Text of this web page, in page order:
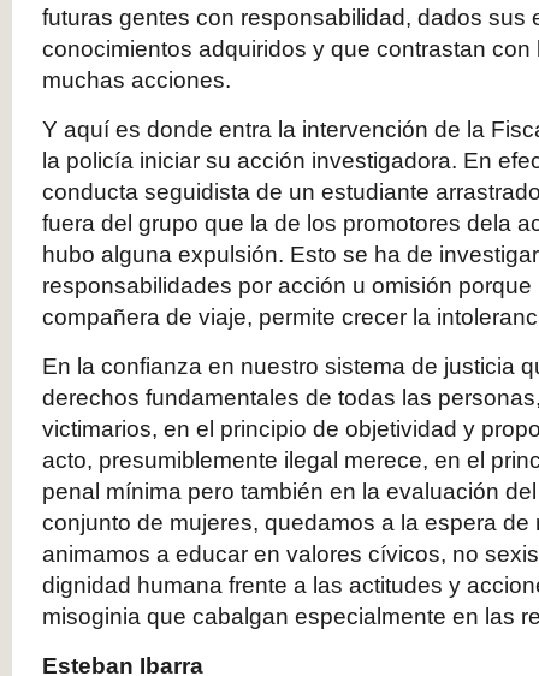
futuras gentes con responsabilidad, dados sus
conocimientos adquiridos y que contrastan con
muchas acciones.
Y aquí es donde entra la intervención de la
la policía iniciar su acción investigadora. En
conducta seguidista de un estudiante
fuera del grupo que la de los promotores dela
hubo alguna expulsión. Esto se ha de
responsabilidades por acción u omisión
compañera de viaje, permite crecer la
En la confianza en nuestro sistema de justicia
derechos fundamentales de todas las
victimarios, en el principio de objetividad y
acto, presumiblemente ilegal merece, en el
penal mínima pero también en la evaluación
conjunto de mujeres, quedamos a la espera
animamos a educar en valores cívicos, no
dignidad humana frente a las actitudes y
misoginia que cabalgan especialmente en las
Esteban Ibarra